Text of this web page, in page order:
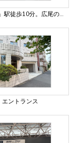
「恵比寿」駅徒歩10分。広尾の高台に佇む170㎡超の大型3LDK。平置き駐車場所有権付きのワンフロア住戸
エントランス